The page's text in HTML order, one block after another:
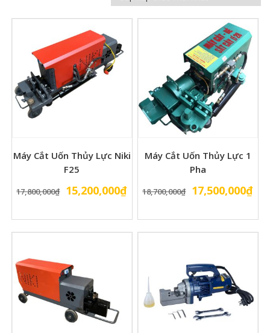
Máy Cắt Uốn Thủy Lực Niki
F25
17,800,000₫ Giá
là:
17,800,000₫.
15,200,000₫Giá
tại
là:
Máy Cắt Uốn Thủy Lực 1
Pha
18,700,000₫ Giá
là:
18,700,000₫.
17,500,000₫Giá
tại
là: